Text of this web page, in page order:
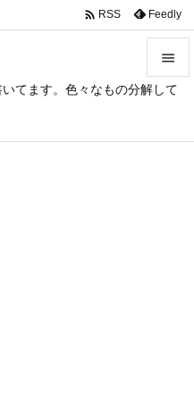
てます。色々なもの分解して



 RSS Feedly